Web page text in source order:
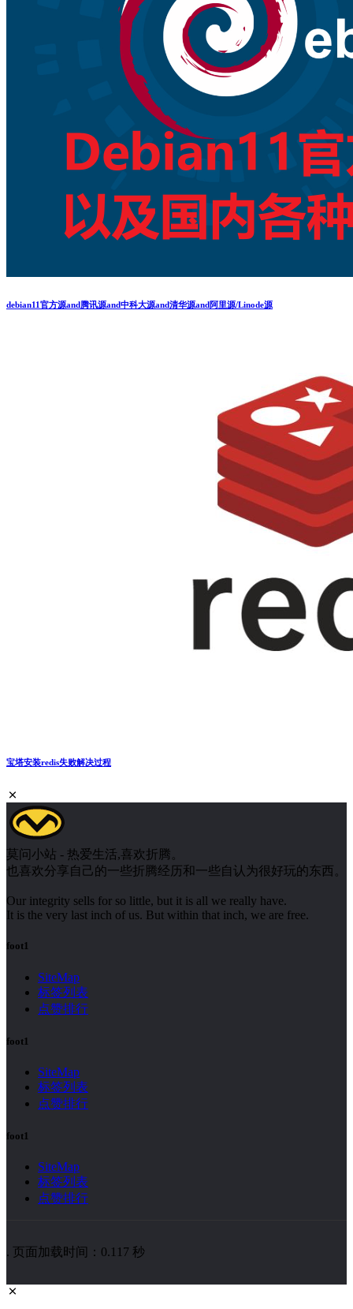
debian11官方源and腾讯源and中科大源and清华源and阿里源/Linode源
宝塔安装redis失败解决过程
莫问小站 - 热爱生活,喜欢折腾。
也喜欢分享自己的一些折腾经历和一些自认为很好玩的东西。
Our integrity sells for so little, but it is all we really have.
It is the very last inch of us. But within that inch, we are free.
foot1
SiteMap
标签列表
点赞排行
foot1
SiteMap
标签列表
点赞排行
foot1
SiteMap
标签列表
点赞排行
. 页面加载时间：0.117 秒